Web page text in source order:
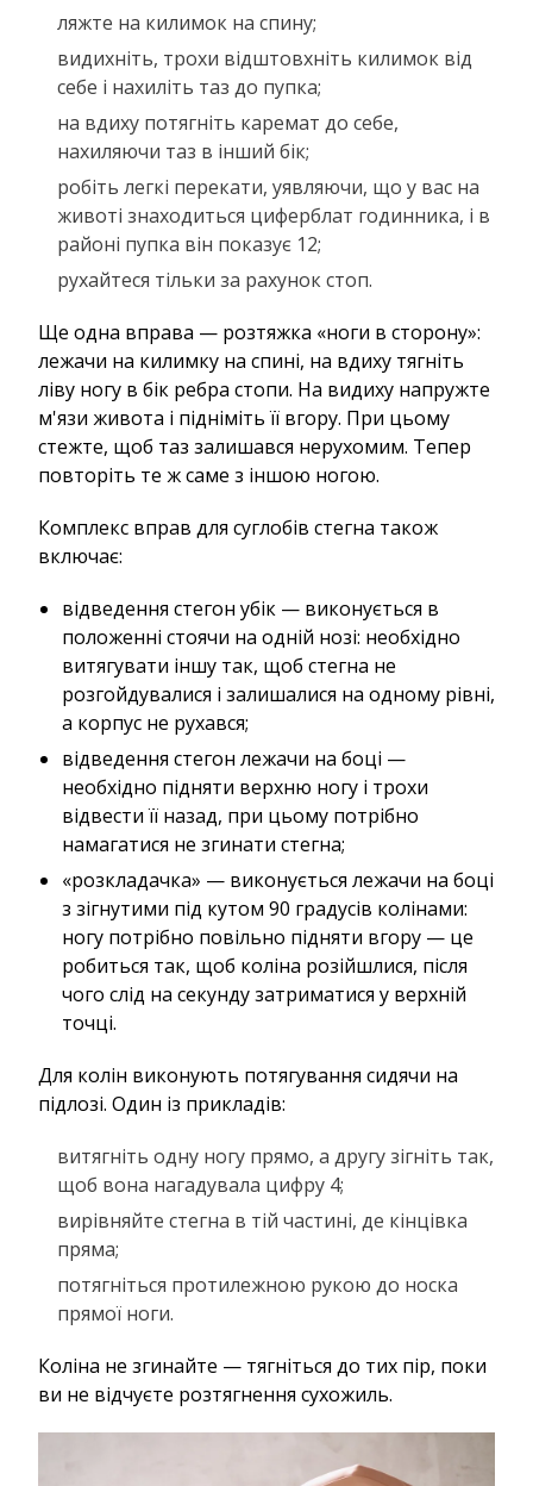
ляжте на килимок на спину;
видихніть, трохи відштовхніть килимок від
себе і нахиліть таз до пупка;
на вдиху потягніть каремат до себе,
нахиляючи таз в інший бік;
робіть легкі перекати, уявляючи, що у вас на
животі знаходиться циферблат годинника, і в
районі пупка він показує 12;
рухайтеся тільки за рахунок стоп.
Ще одна вправа — розтяжка «ноги в сторону»:
лежачи на килимку на спині, на вдиху тягніть
ліву ногу в бік ребра стопи. На видиху напружте
м'язи живота і підніміть її вгору. При цьому
стежте, щоб таз залишався нерухомим. Тепер
повторіть те ж саме з іншою ногою.
Комплекс вправ для суглобів стегна також
включає:
відведення стегон убік — виконується в
положенні стоячи на одній нозі: необхідно
витягувати іншу так, щоб стегна не
розгойдувалися і залишалися на одному рівні,
а корпус не рухався;
відведення стегон лежачи на боці —
необхідно підняти верхню ногу і трохи
відвести її назад, при цьому потрібно
намагатися не згинати стегна;
«розкладачка» — виконується лежачи на боці
з зігнутими під кутом 90 градусів колінами:
ногу потрібно повільно підняти вгору — це
робиться так, щоб коліна розійшлися, після
чого слід на секунду затриматися у верхній
точці.
Для колін виконують потягування сидячи на
підлозі. Один із прикладів:
витягніть одну ногу прямо, а другу зігніть так,
щоб вона нагадувала цифру 4;
вирівняйте стегна в тій частині, де кінцівка
пряма;
потягніться протилежною рукою до носка
прямої ноги.
Коліна не згинайте — тягніться до тих пір, поки
ви не відчуєте розтягнення сухожиль.